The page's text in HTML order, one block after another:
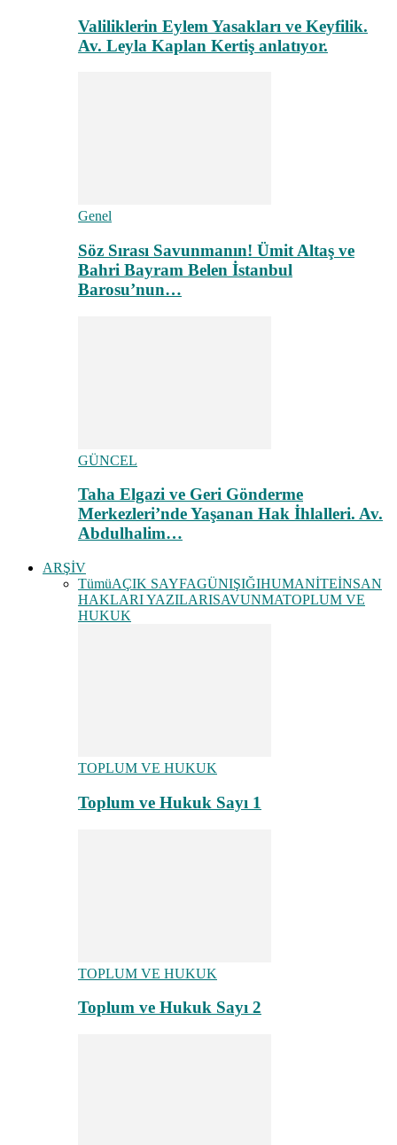
Valiliklerin Eylem Yasakları ve Keyfilik.
Av. Leyla Kaplan Kertiş anlatıyor.
Genel
Söz Sırası Savunmanın! Ümit Altaş ve
Bahri Bayram Belen İstanbul
Barosu’nun…
GÜNCEL
Taha Elgazi ve Geri Gönderme
Merkezleri’nde Yaşanan Hak İhlalleri. Av.
Abdulhalim…
ARŞİV
TümüAÇIK SAYFAGÜNIŞIĞIHUMANİTEİNSAN
HAKLARI YAZILARISAVUNMATOPLUM VE
HUKUK
TOPLUM VE HUKUK
Toplum ve Hukuk Sayı 1
TOPLUM VE HUKUK
Toplum ve Hukuk Sayı 2